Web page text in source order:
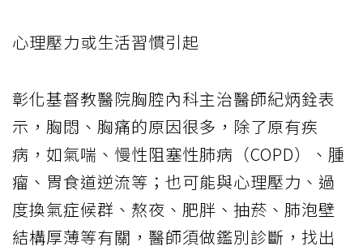
心理壓力或生活習慣引起
彰化基督教醫院胸腔內科主治醫師紀炳銓表
示，胸悶、胸痛的原因很多，除了原有疾
病，如氣喘、慢性阻塞性肺病（COPD）、腫
瘤、胃食道逆流等；也可能與心理壓力、過
度換氣症候群、熬夜、肥胖、抽菸、肺泡壁
結構厚薄等有關，醫師須做鑑別診斷，找出